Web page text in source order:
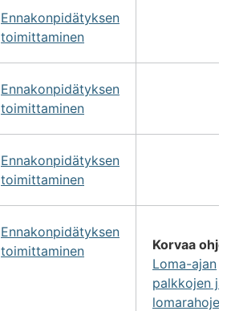
Ennakonpidätyksen
toimittaminen
Ennakonpidätyksen
toimittaminen
Ennakonpidätyksen
toimittaminen
Ennakonpidätyksen
toimittaminen
Korvaa
Loma-ajan
palkkojen ja
lomarahojen